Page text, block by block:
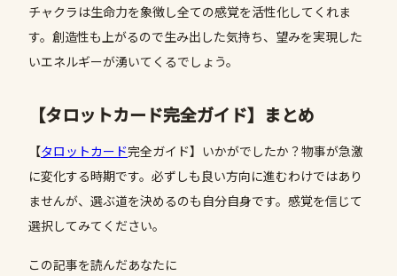
チャクラは生命力を象徴し全ての感覚を活性化してくれま
す。創造性も上がるので生み出した気持ち、望みを実現した
いエネルギーが湧いてくるでしょう。
【タロットカード完全ガイド】まとめ
【タロットカード完全ガイド】いかがでしたか？物事が急激
に変化する時期です。必ずしも良い方向に進むわけではあり
ませんが、選ぶ道を決めるのも自分自身です。感覚を信じて
選択してみてください。
この記事を読んだあなたに